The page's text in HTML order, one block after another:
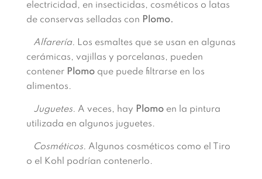
electricidad, en insecticidas, cosméticos o latas
de conservas selladas con Plomo.
Alfarería. Los esmaltes que se usan en algunas
cerámicas, vajillas y porcelanas, pueden
contener Plomoque puede filtrarse en los
alimentos.
Juguetes. A veces, hay Plomoen la pintura
utilizada en algunos juguetes.
Cosméticos. Algunos cosméticos como el Tiro
o el Kohl podrían contenerlo.